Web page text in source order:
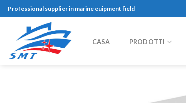
Skip
to
content
Professional supplier in marine euipment field
CASA PRODOTTI